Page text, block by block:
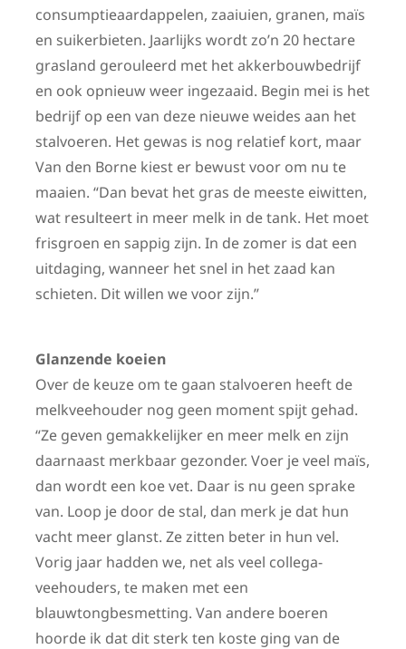
consumptieaardappelen, zaaiuien, granen, maïs
en suikerbieten. Jaarlijks wordt zo’n 20 hectare
grasland gerouleerd met het akkerbouwbedrijf
en ook opnieuw weer ingezaaid. Begin mei is het
bedrijf op een van deze nieuwe weides aan het
stalvoeren. Het gewas is nog relatief kort, maar
Van den Borne kiest er bewust voor om nu te
maaien. “Dan bevat het gras de meeste eiwitten,
wat resulteert in meer melk in de tank. Het moet
frisgroen en sappig zijn. In de zomer is dat een
uitdaging, wanneer het snel in het zaad kan
schieten. Dit willen we voor zijn.”
Glanzende koeien
Over de keuze om te gaan stalvoeren heeft de
melkveehouder nog geen moment spijt gehad.
“Ze geven gemakkelijker en meer melk en zijn
daarnaast merkbaar gezonder. Voer je veel maïs,
dan wordt een koe vet. Daar is nu geen sprake
van. Loop je door de stal, dan merk je dat hun
vacht meer glanst. Ze zitten beter in hun vel.
Vorig jaar hadden we, net als veel collega-
veehouders, te maken met een
blauwtongbesmetting. Van andere boeren
hoorde ik dat dit sterk ten koste ging van de